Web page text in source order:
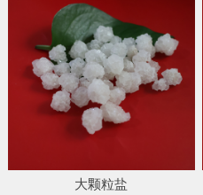
大颗粒盐